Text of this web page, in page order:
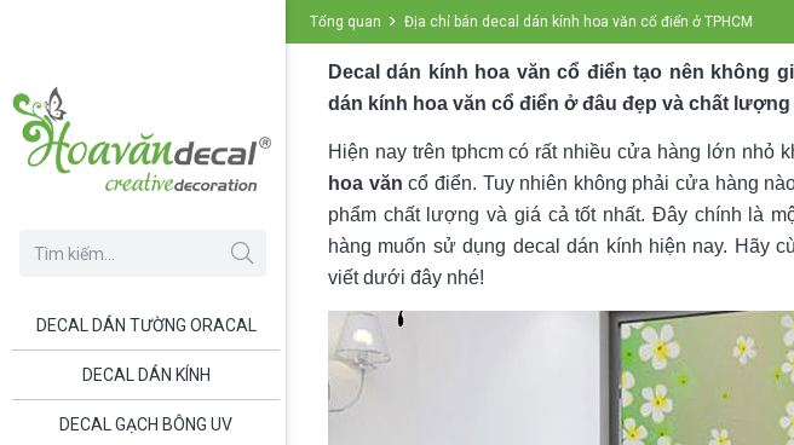
DECAL DÁN TƯỜNG ORACAL
DECAL DÁN KÍNH
DECAL GẠCH BÔNG UV
Tổng quan Địa chỉ bán decal dán kính hoa văn cổ điển ở TPHCM
Decal dán kính hoa văn cổ điển tạo nên không
dán kính hoa văn cổ điển ở đâu đẹp và chất
Hiện nay trên tphcm có rất nhiều cửa hàng lớn nhỏ
hoa văncổ điển. Tuy nhiên không phải cửa hàng
phẩm chất lượng và giá cả tốt nhất. Đây chính là
hàng muốn sử dụng decal dán kính hiện nay. Hãy
viết dưới đây nhé!